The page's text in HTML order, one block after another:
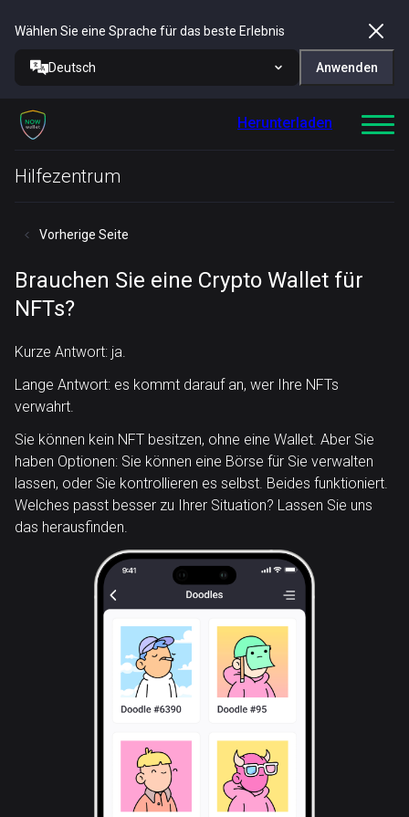
Wählen Sie eine Sprache für das beste Erlebnis
Deutsch Anwenden
Herunterladen
Hilfezentrum
Vorherige Seite
Brauchen Sie eine Crypto Wallet für
NFTs?
Kurze Antwort: ja.
Lange Antwort: es kommt darauf an, wer Ihre NFTs
verwahrt.
Sie können kein NFT besitzen, ohne eine Wallet. Aber Sie
haben Optionen: Sie können eine Börse für Sie verwalten
lassen, oder Sie kontrollieren es selbst. Beides funktioniert.
Welches passt besser zu Ihrer Situation? Lassen Sie uns
das herausfinden.